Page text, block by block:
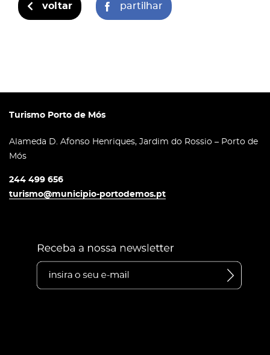
voltar partilhar
Turismo Porto de Mós
Alameda D. Afonso Henriques, Jardim do Rossio – Porto de
Mós
244 499 656
turismo@municipio-portodemos.pt